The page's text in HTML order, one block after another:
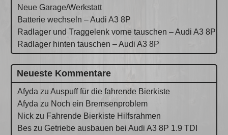
Neue Garage/Werkstatt
Batterie wechseln – Audi A3 8P
Radlager und Traggelenk vorne tauschen – Audi A3 8P
Radlager hinten tauschen – Audi A3 8P
Neueste Kommentare
Afyda zuAuspuff für die fahrende Bierkiste
Afyda zu Noch ein Bremsenproblem
Nick zu Fahrende Bierkiste Hilfsrahmen
Bes zuGetriebe ausbauen bei Audi A3 8P 1.9 TDI